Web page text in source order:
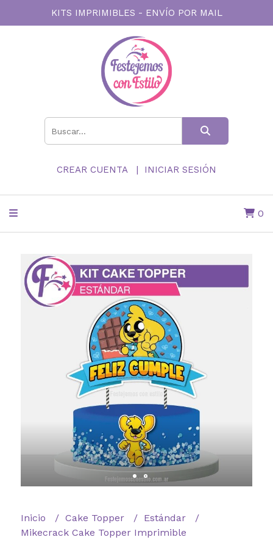
KITS IMPRIMIBLES - ENVÍO POR MAIL
CREAR CUENTA INICIAR SESIÓN
0
Inicio Cake Topper
Estándar
Mikecrack Cake Topper Imprimible